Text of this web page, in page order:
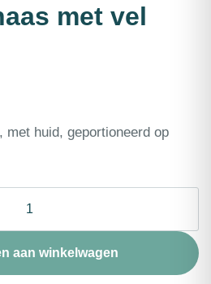
met vel
met huid, geportioneerd op
aan winkelwagen